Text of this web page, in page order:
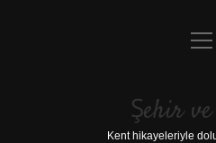
Yasal
Şehir
Kent hikayeleriyle